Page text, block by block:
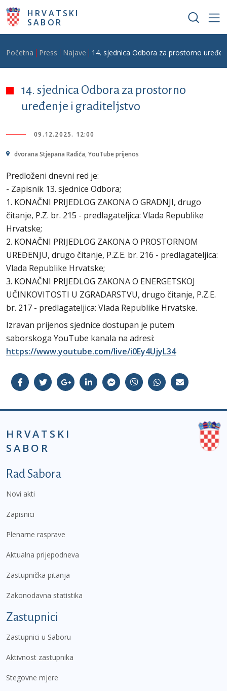
Skoči na glavni sadržaj
HRVATSKI
SABOR
Breadcrumb
Početna Press Najave 14. sjednica Odbora za prostorno
14. sjednica Odbora za prostorno
uređenje i graditeljstvo
09.12.2025. 12:00
dvorana Stjepana Radića, YouTube prijenos
Predloženi dnevni red je:
- Zapisnik 13. sjednice Odbora;
1. KONAČNI PRIJEDLOG ZAKONA O GRADNJI, drugo
čitanje, P.Z. br. 215 - predlagateljica: Vlada Republike
Hrvatske;
2. KONAČNI PRIJEDLOG ZAKONA O PROSTORNOM
UREĐENJU, drugo čitanje, P.Z.E. br. 216 - predlagateljica:
Vlada Republike Hrvatske;
3. KONAČNI PRIJEDLOG ZAKONA O ENERGETSKOJ
UČINKOVITOSTI U ZGRADARSTVU, drugo čitanje, P.Z.E.
br. 217 - predlagateljica: Vlada Republike Hrvatske.
Izravan prijenos sjednice dostupan je putem
saborskoga YouTube kanala na adresi:
https://www.youtube.com/live/i0Ey4UjyL34
HRVATSKI
SABOR
Podnožje prvi izbornik
Rad Sabora
Novi akti
Zapisnici
Plenarne rasprave
Aktualna prijepodneva
Zastupnička pitanja
Zakonodavna statistika
Zastupnici
Zastupnici u Saboru
Aktivnost zastupnika
Stegovne mjere